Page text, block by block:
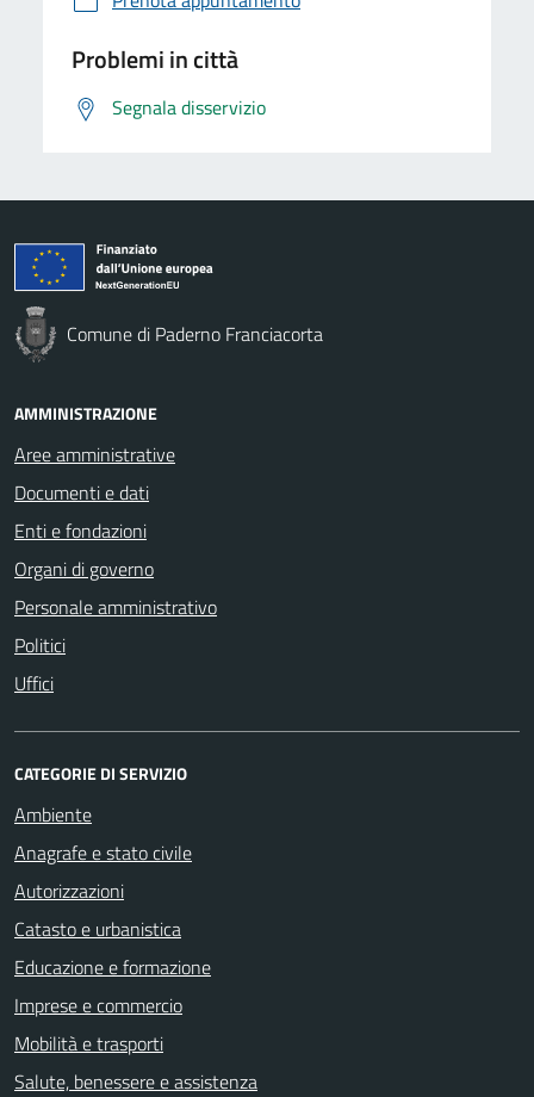
Problemi in città
Segnala disservizio
Comune di Paderno Franciacorta
AMMINISTRAZIONE
Aree amministrative
Documenti e dati
Enti e fondazioni
Organi di governo
Personale amministrativo
Politici
Uffici
CATEGORIE DI SERVIZIO
Ambiente
Anagrafe e stato civile
Autorizzazioni
Catasto e urbanistica
Educazione e formazione
Imprese e commercio
Mobilità e trasporti
Salute, benessere e assistenza